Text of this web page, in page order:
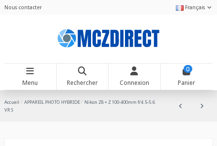
Nous contacter Français
Menu Rechercher Connexion
0
Panier
Accueil APPAREIL PHOTO HYBRIDE
Nikon Z8 + Z 100-400mm f/4.5-5.6
VR S